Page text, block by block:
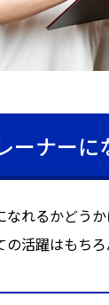
ーナーに
れるかどう
活躍はもち